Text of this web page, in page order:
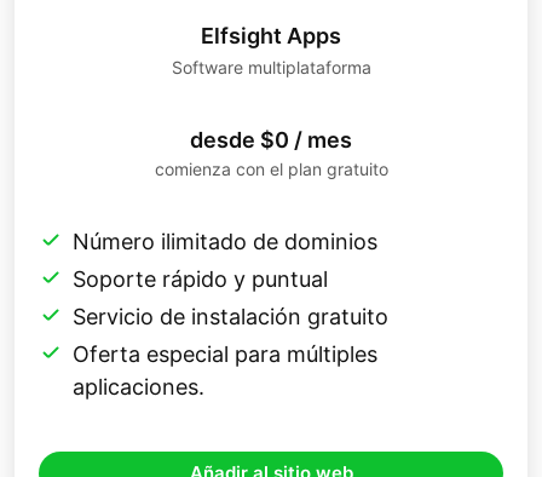
Elfsight Apps
Software multiplataforma
desde $0 / mes
comienza con el plan gratuito
Número ilimitado de dominios
Soporte rápido y puntual
Servicio de instalación gratuito
Oferta especial para múltiples
aplicaciones.